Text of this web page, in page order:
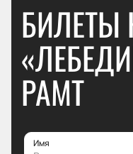
БИЛЕТЫ
РАМТ
Имя